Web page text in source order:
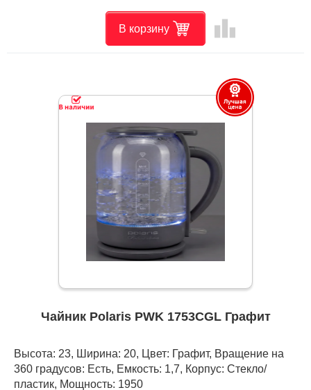
В корзину leaderboard
Чайник Polaris PWK 1753CGL Графит
Высота: 23, Ширина: 20, Цвет: Графит, Вращение на
360 градусов: Есть, Емкость: 1,7, Корпус: Стекло/
пластик, Мощность: 1950